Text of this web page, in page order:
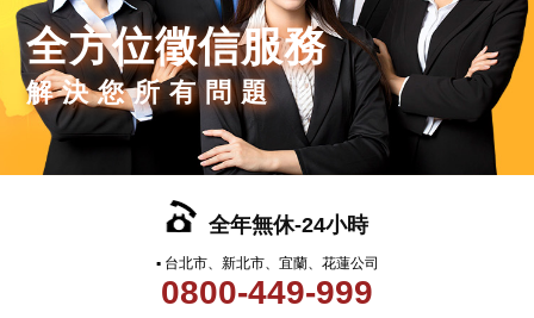
全方位徵信服務
解決您所有問題
全年無休-24小時
▪ 台北市、新北市、宜蘭、花蓮公司
0800-449-999